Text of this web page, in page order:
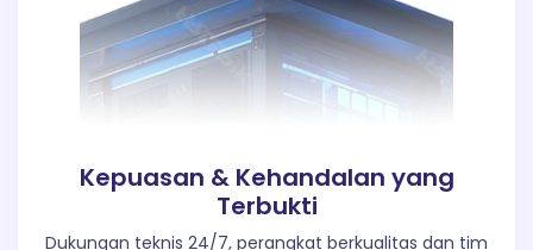
Kepuasan & Kehandalan yang
Terbukti
Dukungan teknis 24/7, perangkat berkualitas dan tim